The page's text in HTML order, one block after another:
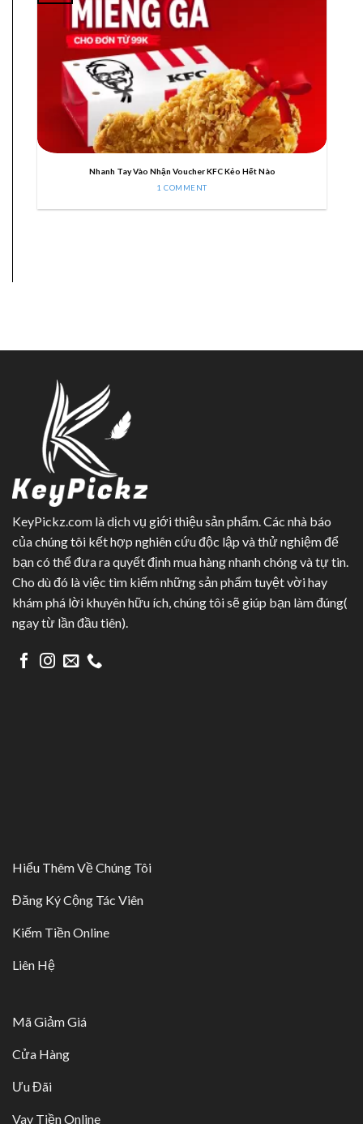
Nhanh Tay Vào Nhận Voucher KFC Kẻo Hết Nào
1 COMMENT
KeyPickz.com là dịch vụ giới thiệu sản phẩm. Các nhà báo
của chúng tôi kết hợp nghiên cứu độc lập và thử nghiệm để
bạn có thể đưa ra quyết định mua hàng nhanh chóng và tự tin.
Cho dù đó là việc tìm kiếm những sản phẩm tuyệt vời hay
khám phá lời khuyên hữu ích, chúng tôi sẽ giúp bạn làm đúng(
ngay từ lần đầu tiên).
Hiểu Thêm Về Chúng Tôi
Đăng Ký Cộng Tác Viên
Kiếm Tiền Online
Liên Hệ
Mã Giảm Giá
Cửa Hàng
Ưu Đãi
Vay Tiền Online